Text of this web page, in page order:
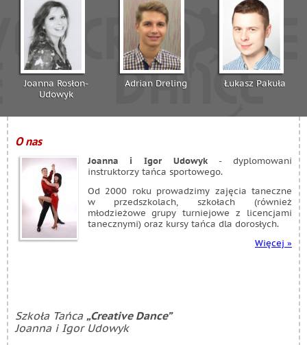
Joanna Rosłon-
Udowyk
Adrian Dreling Łukasz Pakuła
O nas
Joanna i Igor Udowyk- dyplomowani
instruktorzy tańca sportowego.
Od 2000 roku prowadzimy zajęcia taneczne
w przedszkolach, szkołach (również
młodzieżowe grupy turniejowe z licencjami
tanecznymi) oraz kursy tańca dla dorosłych.
Więcej »
Szkoła Tańca „Creative Dance”
Joanna i Igor Udowyk